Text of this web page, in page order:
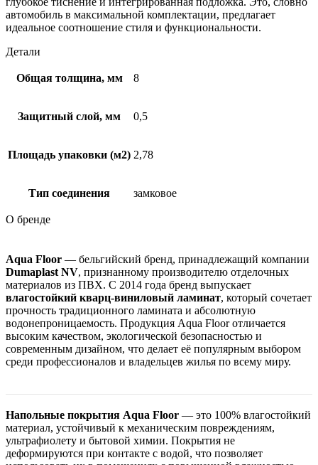
автомобиль в максимальной комплектации, предлагает
идеальное соотношение стиля и функциональности.
Детали
Общая толщина, мм 8
Защитный слой, мм 0,5
Площадь упаковки (м2) 2,78
Тип соединения замковое
О бренде
Aqua Floor — бельгийский бренд, принадлежащий компании
Dumaplast NV, признанному производителю отделочных
материалов из ПВХ. С 2014 года бренд выпускает
влагостойкий кварц-виниловый ламинат, который сочетает
прочность традиционного ламината и абсолютную
водонепроницаемость. Продукция Aqua Floor отличается
высоким качеством, экологической безопасностью и
современным дизайном, что делает её популярным выбором
среди профессионалов и владельцев жилья по всему миру.
Напольные покрытия Aqua Floor — это 100% влагостойкий
материал, устойчивый к механическим повреждениям,
ультрафиолету и бытовой химии. Покрытия не
деформируются при контакте с водой, что позволяет